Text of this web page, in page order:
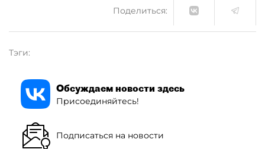
Поделиться:
Тэги:
Обсуждаем новости здесь
Присоединяйтесь!
Подписаться на новости